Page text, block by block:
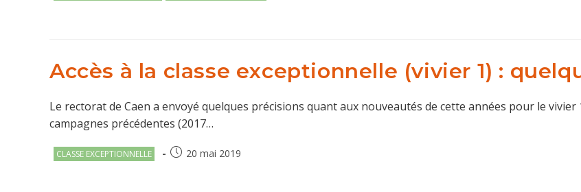
Accès à la classe exceptionnelle (vivier 1) :
Le rectorat de Caen a envoyé quelques précisions quant aux nouveautés de cette années pour le
campagnes précédentes (2017…
Post
CLASSE EXCEPTIONNELLE
Publication
20 mai 2019